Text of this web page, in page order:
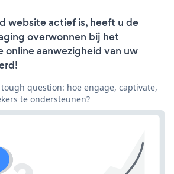
website actief is, heeft u de
overwonnen bij het
online aanwezigheid van uw
question: hoe engage, captivate,
te ondersteunen?